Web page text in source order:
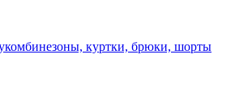
куртки, брюки, шорты